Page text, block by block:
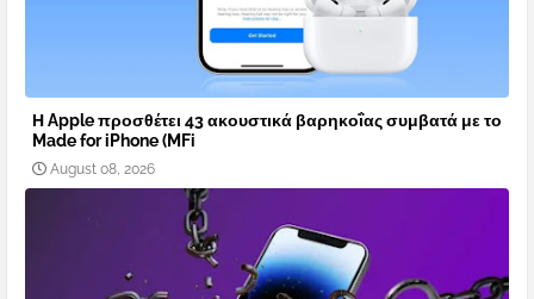
Η Apple προσθέτει 43 ακουστικά βαρηκοΐας συμβατά με το
Made for iPhone (MFi
August 08, 2026